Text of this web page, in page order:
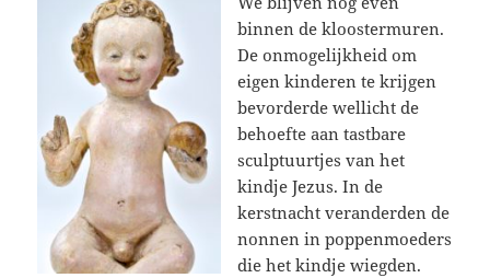
binnen de kloostermuren.
De onmogelijkheid om
eigen kinderen te krijgen
bevorderde wellicht de
behoefte aan tastbare
sculptuurtjes van het
kindje Jezus. In de
kerstnacht veranderden de
nonnen in poppenmoeders
die het kindje wiegden.